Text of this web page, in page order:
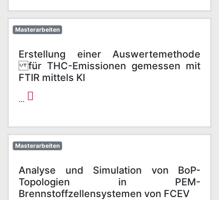
Masterarbeiten
Erstellung einer Auswertemethode
für THC-Emissionen gemessen mit
FTIR mittels KI
...
Masterarbeiten
Analyse und Simulation von BoP-
Topologien in PEM-
Brennstoffzellensystemen von FCEV